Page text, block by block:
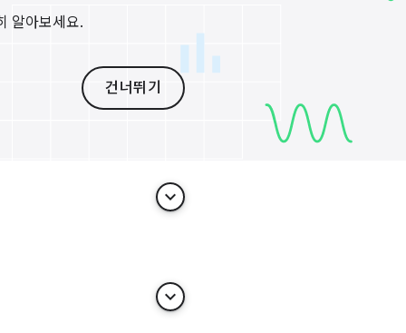
알아보세요.
건너뛰기
keyboard_arrow_down
keyboard_arrow_down